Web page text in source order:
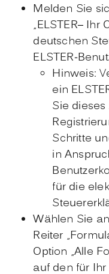
Melden Sie
„ELSTER– Ihr
deutschen
ELSTER-
Hinweis:
ein
Sie
Schritte
in
für die
Wählen Sie
Reiter
Option „Alle
auf den für